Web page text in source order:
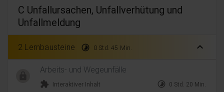
C Unfallursachen, Unfallverhütung und
Unfallmeldung
2 Lernbausteine timelapse 0 Std. 45 Min. expand_less
Arbeits- und Wegeunfälle
extension Interaktiver Inhalt timelapse 0 Std. 20 Min.